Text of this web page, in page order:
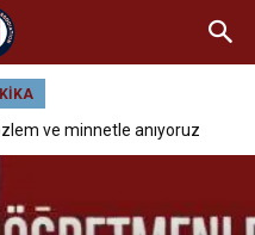
ve minnetle anıyoruz